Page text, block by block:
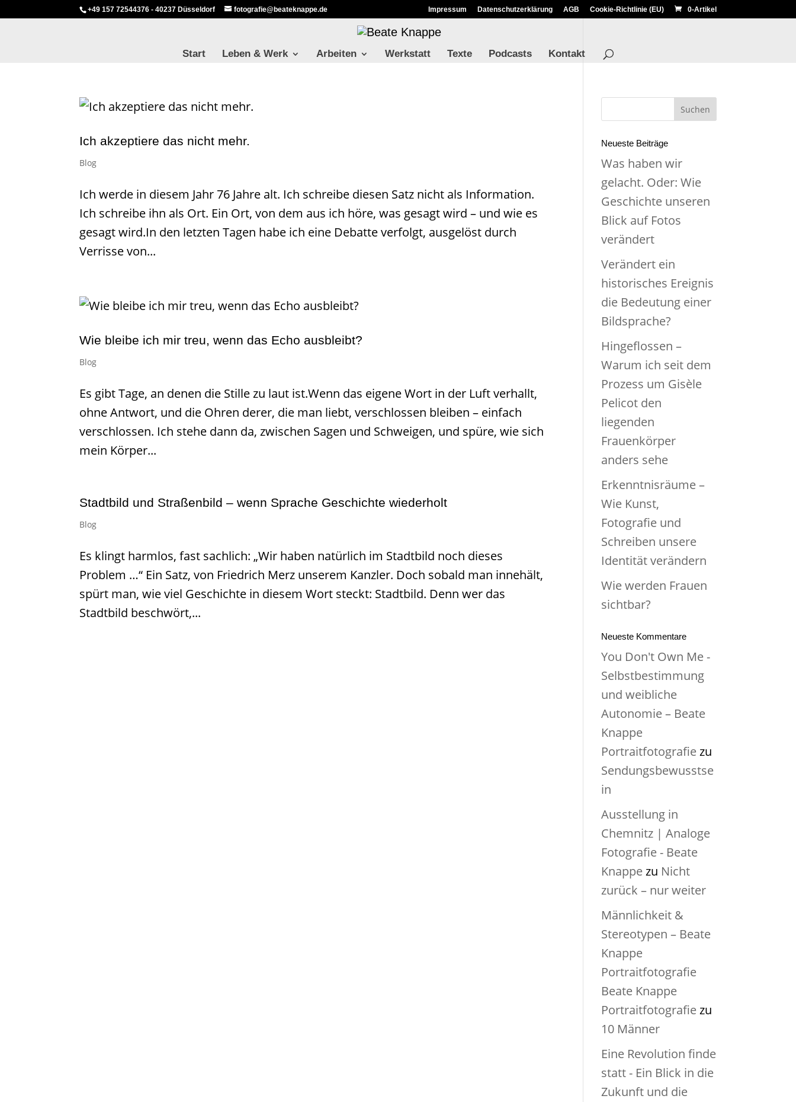
+49 157 72544376 - 40237 Düsseldorf fotografie@beateknappe.de Impressum Datenschutzerklärung AGB Cookie-Richtlinie (EU) 0-Artikel
Start Leben & Werk Arbeiten Werkstatt Texte Podcasts Kontakt
Ich akzeptiere das nicht mehr.
Blog
Ich werde in diesem Jahr 76 Jahre alt. Ich schreibe diesen Satz nicht als Information.
Ich schreibe ihn als Ort. Ein Ort, von dem aus ich höre, was gesagt wird – und wie es
gesagt wird.In den letzten Tagen habe ich eine Debatte verfolgt, ausgelöst durch
Verrisse von...
Wie bleibe ich mir treu, wenn das Echo ausbleibt?
Blog
Es gibt Tage, an denen die Stille zu laut ist.Wenn das eigene Wort in der Luft verhallt,
ohne Antwort, und die Ohren derer, die man liebt, verschlossen bleiben – einfach
verschlossen. Ich stehe dann da, zwischen Sagen und Schweigen, und spüre, wie sich
mein Körper...
Stadtbild und Straßenbild – wenn Sprache Geschichte wiederholt
Blog
Es klingt harmlos, fast sachlich: „Wir haben natürlich im Stadtbild noch dieses
Problem …“ Ein Satz, von Friedrich Merz unserem Kanzler. Doch sobald man innehält,
spürt man, wie viel Geschichte in diesem Wort steckt: Stadtbild. Denn wer das
Stadtbild beschwört,...
Neueste Beiträge
Was haben wir
gelacht. Oder: Wie
Geschichte unseren
Blick auf Fotos
verändert
Verändert ein
historisches Ereignis
die Bedeutung einer
Bildsprache?
Hingeflossen –
Warum ich seit dem
Prozess um Gisèle
Pelicot den
liegenden
Frauenkörper
anders sehe
Erkenntnisräume –
Wie Kunst,
Fotografie und
Schreiben unsere
Identität verändern
Wie werden Frauen
sichtbar?
Neueste Kommentare
You Don't Own Me -
Selbstbestimmung
und weibliche
Autonomie – Beate
Knappe
Portraitfotografiezu
Sendungsbewusstse
in
Ausstellung in
Chemnitz | Analoge
Fotografie - Beate
Knappezu Nicht
zurück – nur weiter
Männlichkeit &
Stereotypen – Beate
Knappe
Portraitfotografie
Beate Knappe
Portraitfotografiezu
10 Männer
Eine Revolution finde
statt - Ein Blick in die
Zukunft und die